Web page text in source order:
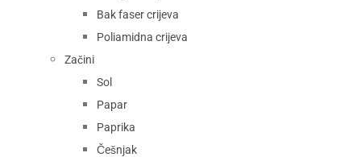
Bak faser crijeva
Poliamidna crijeva
Začini
Sol
Papar
Paprika
Češnjak